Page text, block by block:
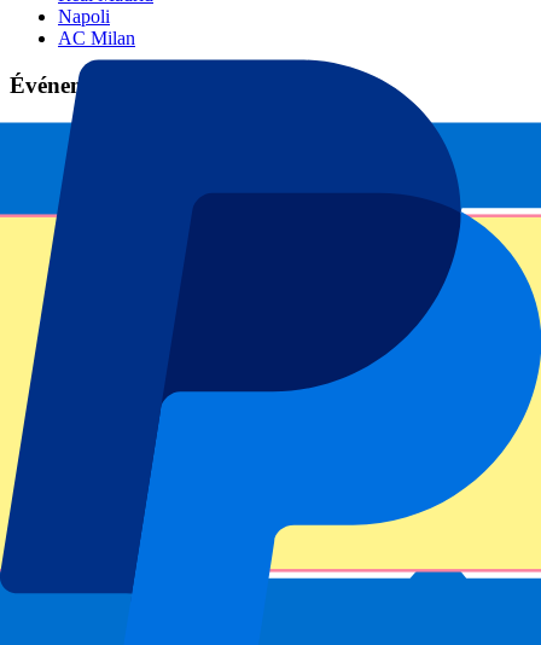
Napoli
AC Milan
Événements populaires
GP Espagne
GP Pays Bas
GP Italie
GP Singapour
Tous les sports
Championnats de football
Ligue des Champions
Premier League